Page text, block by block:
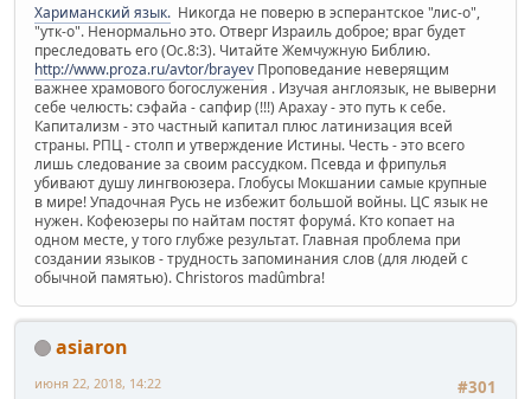
Хариманский язык. Никогда не поверю в эсперантское "лис-о",
"утк-о". Ненормально это. Отверг Израиль доброе; враг будет
преследовать его (Ос.8:3). Читайте Жемчужную Библию.
http://www.proza.ru/avtor/brayev Проповедание неверящим
важнее храмового богослужения . Изучая англоязык, не выверни
себе челюсть: сэфайа - сапфир (!!!) Арахау - это путь к себе.
Капитализм - это частный капитал плюс латинизация всей
страны. РПЦ - столп и утверждение Истины. Честь - это всего
лишь следование за своим рассудком. Псевда и фрипулья
убивают душу лингвоюзера. Глобусы Мокшании самые крупные
в мире! Упадочная Русь не избежит большой войны. ЦС язык не
нужен. Кофеюзеры по найтам постят форума́. Кто копает на
одном месте, у того глубже результат. Главная проблема при
создании языков - трудность запоминания слов (для людей с
обычной памятью). Christoros madûmbra!
asiaron
#301
июня 22, 2018, 14:22